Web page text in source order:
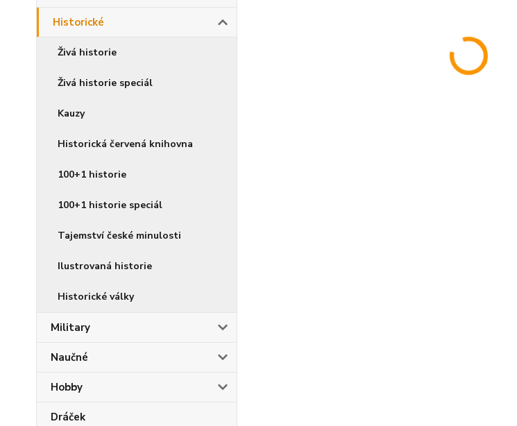
Historické
Živá historie
Živá historie speciál
Kauzy
Historická červená knihovna
100+1 historie
100+1 historie speciál
Tajemství české minulosti
Ilustrovaná historie
Historické války
Military
Naučné
Hobby
Dráček